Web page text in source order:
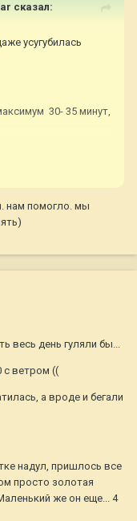
сказал:
усугубилась
30- 35 минут,
нам помогло. мы
весь день гуляли бы...
с ветром ((
а вроде и бегали
надул, пришлось все
просто золотая
же он еще... 4